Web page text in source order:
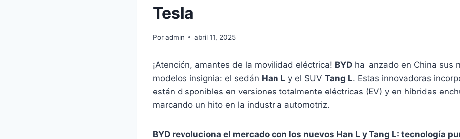
Tesla
Poradmin abril 11, 2025
¡Atención, amantes de la movilidad eléctrica! BYD ha lanzado en China sus
modelos insignia: el sedán Han L y el SUV Tang L. Estas innovadoras
están disponibles en versiones totalmente eléctricas (EV) y en híbridas
marcando un hito en la industria automotriz.
BYD revoluciona el mercado con los nuevos Han L y Tang L: tecnología